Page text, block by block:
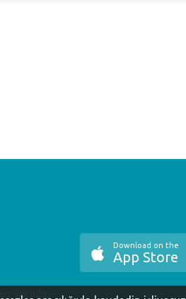
Saklıdır.
Download on the
App Store